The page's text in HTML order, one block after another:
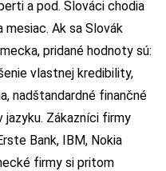
a pod. Slováci chodia
Ak sa Slovák
pridané hodnoty sú:
vlastnej kredibility,
nadštandardné finančné
jazyku. Zákazníci firmy
Bank, IBM, Nokia
firmy si pritom